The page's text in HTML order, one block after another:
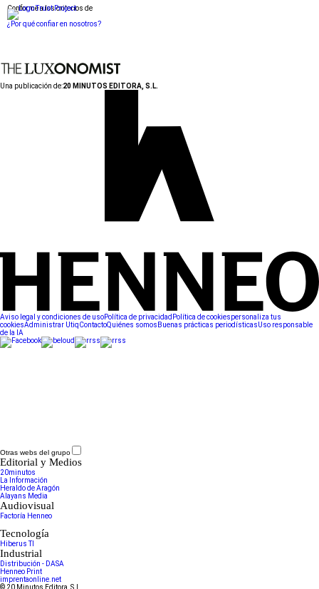
Conforme a los criterios de
¿Por qué confiar en nosotros?
Una publicación de:20 MINUTOS EDITORA, S.L.
Aviso legal y condiciones de usoPolítica de privacidad Política de cookiespersonaliza tus
cookiesAdministrar UtiqContactoQuiénes somos Buenas prácticas periodísticasUso responsable
de la IA
Otras webs del grupo
Editorial y Medios
20minutos
La Información
Heraldo de Aragón
Alayans Media
Audiovisual
Factoría Henneo
Tecnología
Hiberus TI
Industrial
Distribución - DASA
Henneo Print
imprentaonline.net